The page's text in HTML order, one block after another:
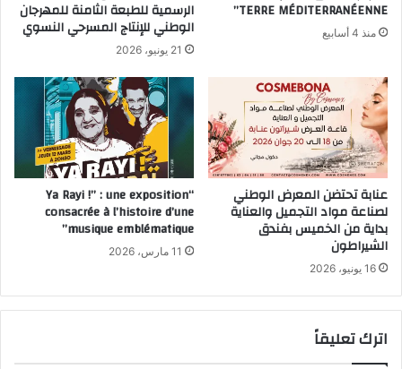
TERRE MÉDITERRANÉENNE”
منذ 4 أسابيع
الرسمية للطبعة الثامنة للمهرجان
الوطني للإنتاج المسرحي النسوي
21 يونيو، 2026
عنابة تحتضن المعرض الوطني
لصناعة مواد التجميل والعناية
بداية من الخميس بفندق
الشيراطون
16 يونيو، 2026
“Ya Rayi !” : une exposition
consacrée à l’histoire d’une
musique emblématique”
11 مارس، 2026
اترك تعليقاً